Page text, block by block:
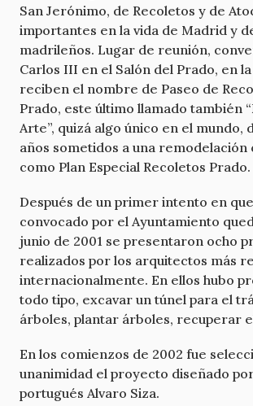
San Jerónimo, de Recoletos y de
importantes en la vida de Madrid y
madrileños. Lugar de reunión,
Carlos III en el Salón del Prado, en
reciben el nombre de Paseo de
Prado, este último llamado también
Arte”, quizá algo único en el mundo,
años sometidos a una remodelación
como Plan Especial Recoletos Prado.
Después de un primer intento en
convocado por el Ayuntamiento
junio de 2001 se presentaron ocho
realizados por los arquitectos más
internacionalmente. En ellos hubo
todo tipo, excavar un túnel para el
árboles, plantar árboles, recuperar
En los comienzos de 2002 fue
unanimidad el proyecto diseñado
portugués Alvaro Siza.